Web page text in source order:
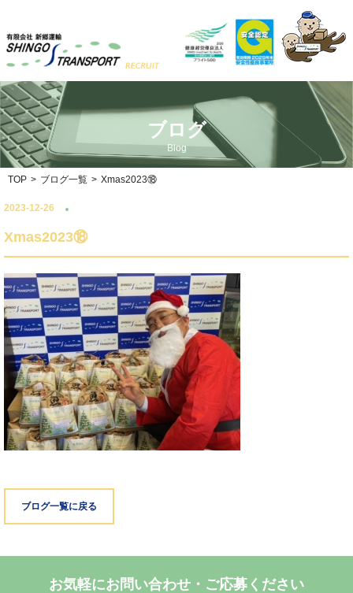
ブログ
Blog
TOP > ブログ一覧 > Xmas2023⑱
2023-12-26
Xmas2023⑱
ブログ一覧に戻る
お気軽にお問い合わせ・ご応募ください